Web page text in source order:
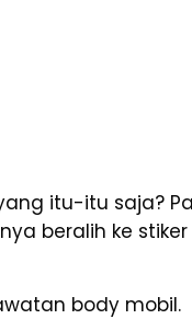
itu-itu saja?
beralih ke stiker
body mobil.